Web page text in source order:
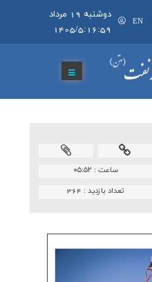
EN
دوشنبه 19 مرداد
1405/5:16:59
ساعت : ۰۵:۵۲
تعداد بازدید : 364